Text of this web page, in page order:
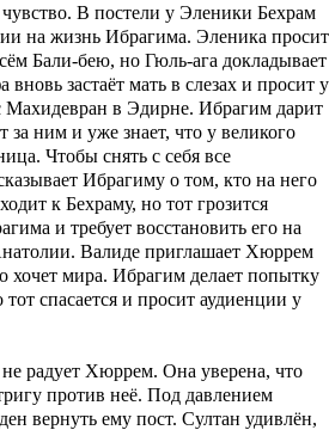
В постели у Эленики Бехрам
на жизнь Ибрагима. Эленика просит
Бали-бею, но Гюль-ага докладывает
застаёт мать в слезах и просит у
Махидевран в Эдирне. Ибрагим дарит
за ним и уже знает, что у великого
Чтобы снять с себя все
Ибрагиму о том, кто на него
к Бехраму, но тот грозится
и требует восстановить его на
Валиде приглашает Хюррем
хочет мира. Ибрагим делает попытку
спасается и просит аудиенции у
радует Хюррем. Она уверена, что
против неё. Под давлением
вернуть ему пост. Султан удивлён,